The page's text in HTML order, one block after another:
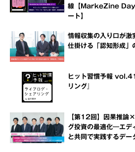
線【MarkeZine
ート】
情報収集の入り口が
仕掛ける「認知形成」
ヒット習慣予報
リング』
【第12回】因果推論
グ投資の最適化―エ
と共同で実践するデ